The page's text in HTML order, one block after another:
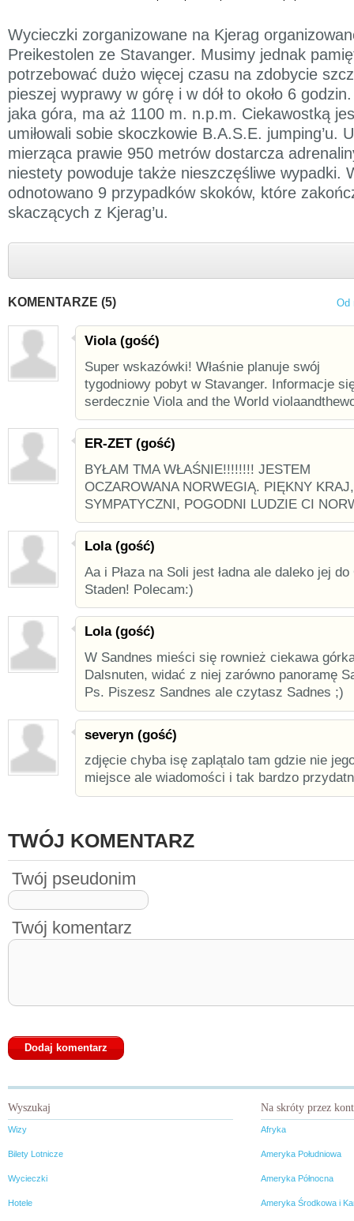
Wycieczki zorganizowane na Kjerag
Preikestolen ze Stavanger. Musimy jednak
potrzebować dużo więcej czasu na zdobycie
pieszej wyprawy w górę i w dół to około 6
jaka góra, ma aż 1100 m. n.p.m. Ciekawostką
umiłowali sobie skoczkowie B.A.S.E. jumping’u.
mierząca prawie 950 metrów dostarcza
niestety powoduje także nieszczęśliwe wypadki.
odnotowano 9 przypadków skoków, które
skaczących z Kjerag’u.
KOMENTARZE (5) Od
Viola (gość)
Super wskazówki! Właśnie planuje swój
tygodniowy pobyt w Stavanger. Informacje
serdecznie Viola and the World
ER-ZET (gość)
BYŁAM TMA WŁAŚNIE!!!!!!!! JESTEM
OCZAROWANA NORWEGIĄ. PIĘKNY
SYMPATYCZNI, POGODNI LUDZIE CI
Lola (gość)
Aa i Płaza na Soli jest ładna ale daleko jej do
Staden! Polecam:)
Lola (gość)
W Sandnes mieści się rownież ciekawa
Dalsnuten, widać z niej zarówno panoramę
Ps. Piszesz Sandnes ale czytasz Sadnes ;)
severyn (gość)
zdjęcie chyba isę zaplątalo tam gdzie nie
miejsce ale wiadomości i tak bardzo
TWÓJ KOMENTARZ
Twój pseudonim
Twój komentarz
Wyszukaj
Wizy
Bilety Lotnicze
Wycieczki
Hotele
Na skróty przez
Afryka
Ameryka Południowa
Ameryka Północna
Ameryka Środkowa i